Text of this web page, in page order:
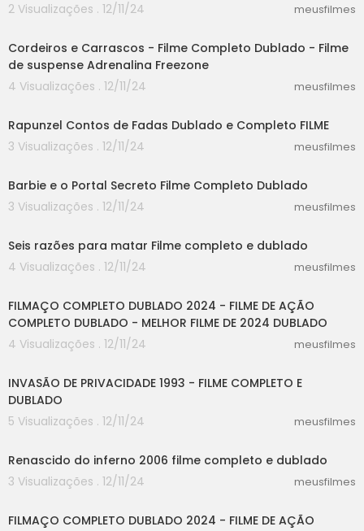
2 Visualizações . 12/11/24
meusfilmes
Cordeiros e Carrascos - Filme Completo Dublado - Filme
de suspense Adrenalina Freezone
4 Visualizações . 12/11/24
meusfilmes
Rapunzel Contos de Fadas Dublado e Completo FILME
3 Visualizações . 12/11/24
meusfilmes
Barbie e o Portal Secreto Filme Completo Dublado
3 Visualizações . 12/11/24
meusfilmes
Seis razões para matar Filme completo e dublado
4 Visualizações . 12/11/24
meusfilmes
FILMAÇO COMPLETO DUBLADO 2024 - FILME DE AÇÃO
COMPLETO DUBLADO - MELHOR FILME DE 2024 DUBLADO
4 Visualizações . 12/11/24
meusfilmes
INVASÃO DE PRIVACIDADE 1993 - FILME COMPLETO E
DUBLADO
5 Visualizações . 12/11/24
meusfilmes
Renascido do inferno 2006 filme completo e dublado
3 Visualizações . 12/11/24
meusfilmes
FILMAÇO COMPLETO DUBLADO 2024 - FILME DE AÇÃO